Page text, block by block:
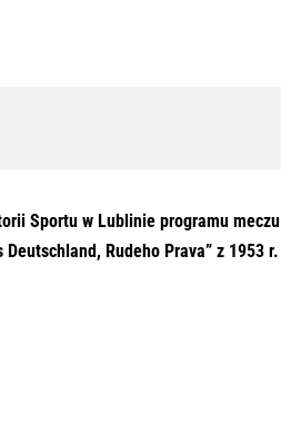
Sportu w Lublinie programu meczu
Rudeho Prava” z 1953 r.